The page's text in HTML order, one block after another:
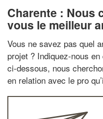
Charente : Nous
vous le meilleur
Vous ne savez pas quel
projet ? Indiquez-nous
ci-dessous, nous
en relation avec le pro